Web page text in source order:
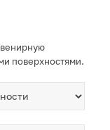
поверхностями.